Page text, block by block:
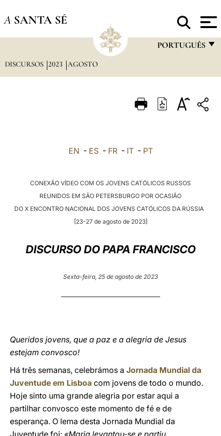
A SANTA SÉ
PORTUGUÊS
ITALIANO
POLSKI
العربيّة
DISCURSOS 2023 AGOSTO
EN - ES- FR- IT- PT
CONEXÃO VÍDEO COM OS JOVENS CATÓLICOS RUSSOS
REUNIDOS EM SÃO PETERSBURGO POR OCASIÃO
DO X ENCONTRO NACIONAL DOS JOVENS CATÓLICOS DA RÚSSIA
[23-27 de agosto de 2023]
DISCURSO DO PAPA FRANCISCO
Sexta-feira, 25 de agosto de 2023
Queridos jovens, que a paz e a alegria de Jesus
estejam convosco!
Há três semanas, celebrámos a Jornada Mundial da
Juventude em Lisboa com jovens de todo o mundo.
Hoje sinto uma grande alegria por estar aqui a
partilhar convosco este momento de fé e de
esperança. O lema desta Jornada Mundial da
Juventude foi: «Maria levantou-se e partiu